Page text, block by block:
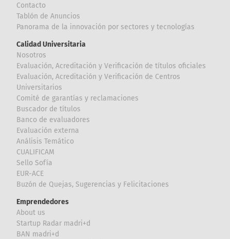
Contacto
Tablón de Anuncios
Panorama de la innovación por sectores y tecnologías
Calidad Universitaria
Nosotros
Evaluación, Acreditación y Verificación de títulos oficiales
Evaluación, Acreditación y Verificación de Centros
Universitarios
Comité de garantías y reclamaciones
Buscador de títulos
Banco de evaluadores
Evaluación externa
Análisis Temático
CUALIFICAM
Sello Sofía
EUR-ACE
Buzón de Quejas, Sugerencias y Felicitaciones
Emprendedores
About us
Startup Radar madri+d
BAN madri+d